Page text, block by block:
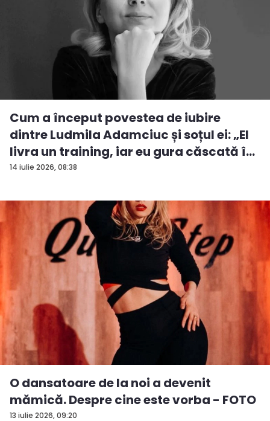
14 iulie 2026, 08:38
Cum a început povestea de iubire
dintre Ludmila Adamciuc și soțul ei: „El
livra un training, iar eu gura căscată î...
13 iulie 2026, 09:20
O dansatoare de la noi a devenit
mămică. Despre cine este vorba - FOTO